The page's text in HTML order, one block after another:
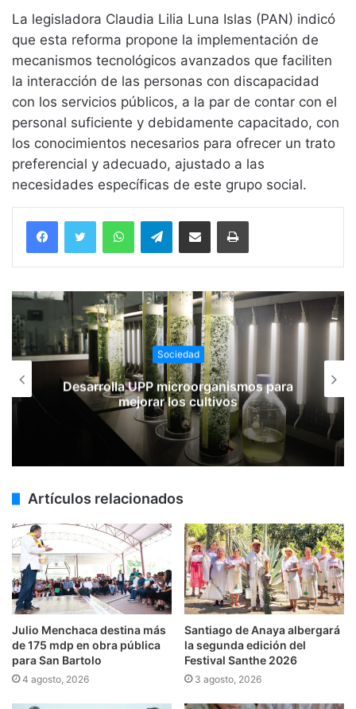
La legisladora Claudia Lilia Luna Islas (PAN) indicó
que esta reforma propone la implementación de
mecanismos tecnológicos avanzados que faciliten
la interacción de las personas con discapacidad
con los servicios públicos, a la par de contar con el
personal suficiente y debidamente capacitado, con
los conocimientos necesarios para ofrecer un trato
preferencial y adecuado, ajustado a las
necesidades específicas de este grupo social.
WhatsAppTelegramCompartir vía email Imprimir
Sociedad
UPP microorganismos para
mejorar los cultivos
Con
Artículos relacionados
Julio Menchaca destina más
de 175 mdp en obra pública
para San Bartolo
4 agosto, 2026
Santiago de Anaya albergará
la segunda edición del
Festival Santhe 2026
3 agosto, 2026